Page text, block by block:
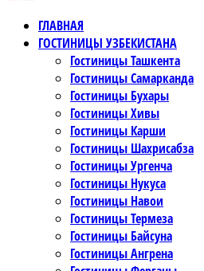
ГЛАВНАЯ
ГОСТИНИЦЫ УЗБЕКИСТАНА
Гостиницы Ташкента
Гостиницы Самарканда
Гостиницы Бухары
Гостиницы Хивы
Гостиницы Карши
Гостиницы Шахрисабза
Гостиницы Ургенча
Гостиницы Нукуса
Гостиницы Навои
Гостиницы Термеза
Гостиницы Байсуна
Гостиницы Ангрена